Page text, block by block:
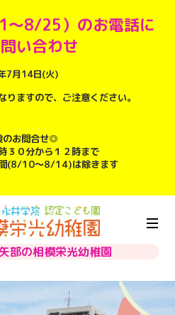
～8/25）のお電話に
い合わせ
7月14日(火)
りますので、ご注意ください。
お問合せ◎
３０分から１２時まで
(8/10～8/14)は除きます
部の相模栄光幼稚園